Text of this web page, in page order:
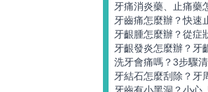
牙痛消炎藥、止痛藥
牙齒痛怎麼辦？快速
牙齦腫怎麼辦？從症
牙齦發炎怎麼辦？牙
洗牙會痛嗎？3步驟
牙結石怎麼刮除？牙